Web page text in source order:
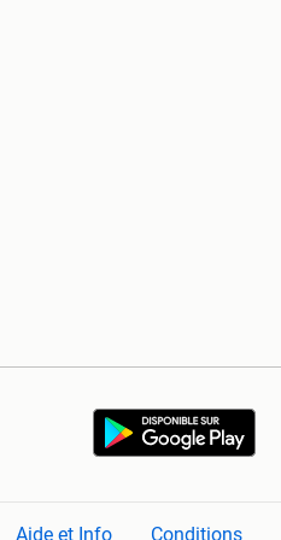
Aide et Info Conditions